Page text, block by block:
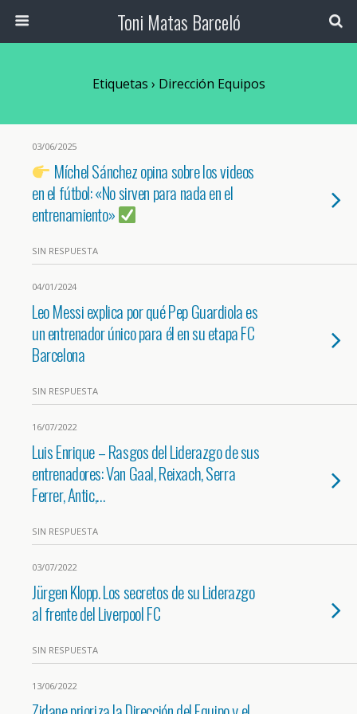
Toni Matas Barceló
Etiquetas › Dirección Equipos
03/06/2025
Míchel Sánchez opina sobre los videos
en el fútbol: «No sirven para nada en el
entrenamiento»
SIN RESPUESTA
04/01/2024
Leo Messi explica por qué Pep Guardiola es
un entrenador único para él en su etapa FC
Barcelona
SIN RESPUESTA
16/07/2022
Luis Enrique – Rasgos del Liderazgo de sus
entrenadores: Van Gaal, Reixach, Serra
Ferrer, Antic,…
SIN RESPUESTA
03/07/2022
Jürgen Klopp. Los secretos de su Liderazgo
al frente del Liverpool FC
SIN RESPUESTA
13/06/2022